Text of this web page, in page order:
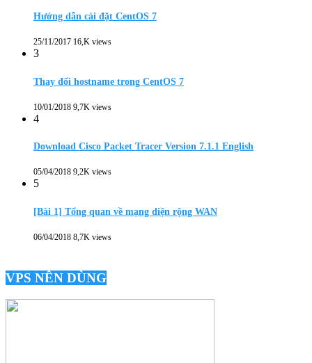
Hướng dẫn cài đặt CentOS 7
25/11/2017 16,K views
3
Thay đổi hostname trong CentOS 7
10/01/2018 9,7K views
4
Download Cisco Packet Tracer Version 7.1.1 English
05/04/2018 9,2K views
5
[Bài 1] Tổng quan về mạng diện rộng WAN
06/04/2018 8,7K views
VPS NÊN DÙNG